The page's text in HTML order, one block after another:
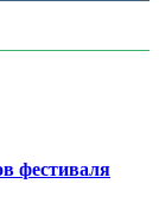
фестиваля